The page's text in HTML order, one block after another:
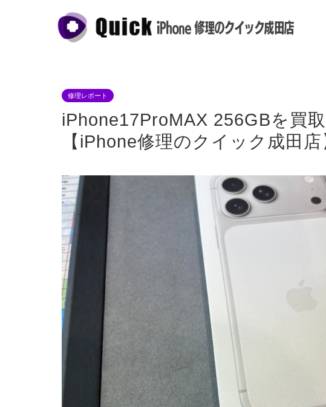
修理レポート
iPhone17ProMAX 256GBを買
【iPhone修理のクイック成田店